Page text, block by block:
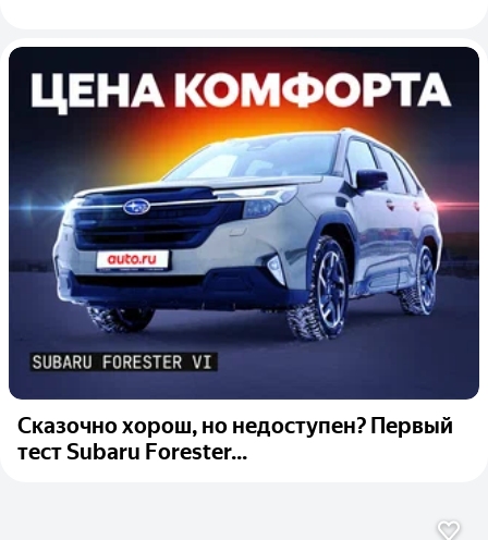
Сказочно хорош, но недоступен? Первый
тест Subaru Forester...